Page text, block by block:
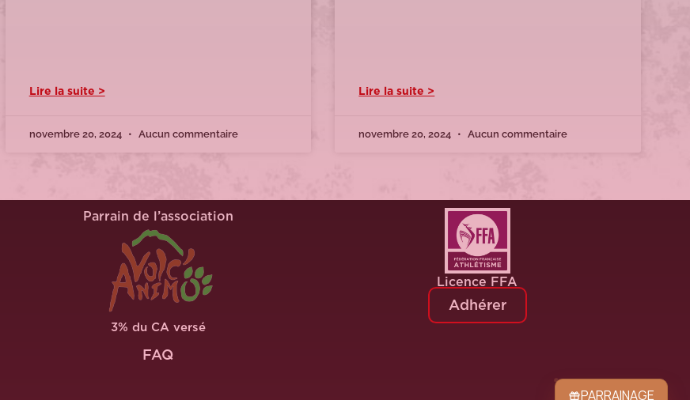
Lire la suite >
novembre 20, 2024 Aucun commentaire
Lire la suite >
novembre 20, 2024 Aucun commentaire
Parrain de l’association
3% du CA versé
FAQ
Licence FFA
Adhérer
PARRAINAGE